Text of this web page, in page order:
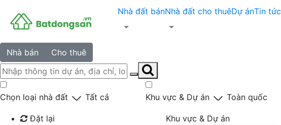
Nhà đất bánNhà đất cho thuêDự ánTin tức
Nhà bán Cho thuê
Chọn loại nhà đất Tất cả
Đặt lại
Khu vực & Dự án Toàn quốc
Khu vực & Dự án